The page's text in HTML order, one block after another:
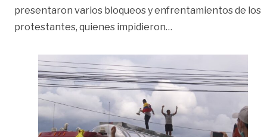
presentaron varios bloqueos y enfrentamientos de los
protestantes, quienes impidieron…